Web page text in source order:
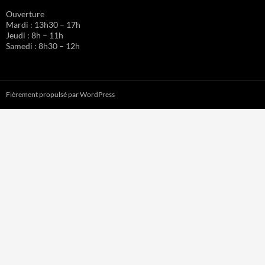
Ouverture
Mardi : 13h30 – 17h
Jeudi : 8h – 11h
Samedi : 8h30 – 12h
Fièrement propulsé par WordPress